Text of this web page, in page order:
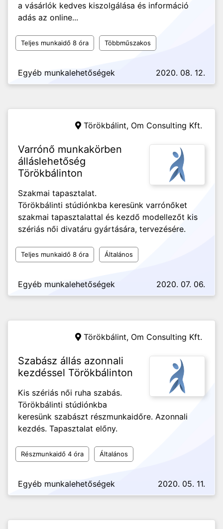
a vásárlók kedves kiszolgálása és információ
adás az online...
Teljes munkaidő 8 óra Többműszakos
Egyéb munkalehetőségek 2020. 08. 12.
Törökbálint, Om Consulting Kft.
Varrónő munkakörben
álláslehetőség
Törökbálinton
Szakmai tapasztalat.
Törökbálinti stúdiónkba keresünk varrónőket
szakmai tapasztalattal és kezdő modellezőt kis
szériás női divatáru gyártására, tervezésére.
Teljes munkaidő 8 óra Általános
Egyéb munkalehetőségek 2020. 07. 06.
Törökbálint, Om Consulting Kft.
Szabász állás azonnali
kezdéssel Törökbálinton
Kis szériás női ruha szabás.
Törökbálinti stúdiónkba
keresünk szabászt részmunkaidőre. Azonnali
kezdés. Tapasztalat előny.
Részmunkaidő 4 óra Általános
Egyéb munkalehetőségek 2020. 05. 11.